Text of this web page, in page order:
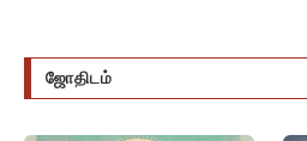
ஜோதிடம்